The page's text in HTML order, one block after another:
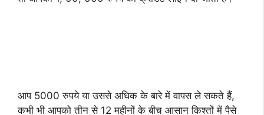
आप 5000 रुपये या उससे अधिक के बारे में वापस ले सकते हैं,
कभी भी आपको तीन से 12 महीनों के बीच आसान किश्तों में पैसे